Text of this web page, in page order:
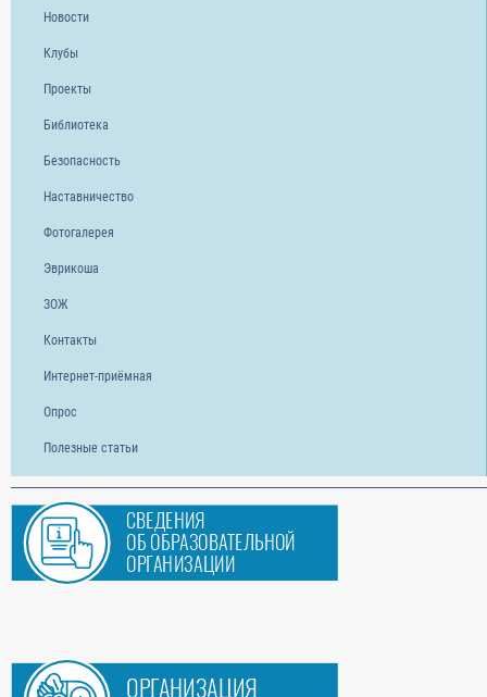
Новости
Клубы
Проекты
Библиотека
Безопасность
Наставничество
Фотогалерея
Эврикоша
ЗОЖ
Контакты
Интернет-приёмная
Опрос
Полезные статьи